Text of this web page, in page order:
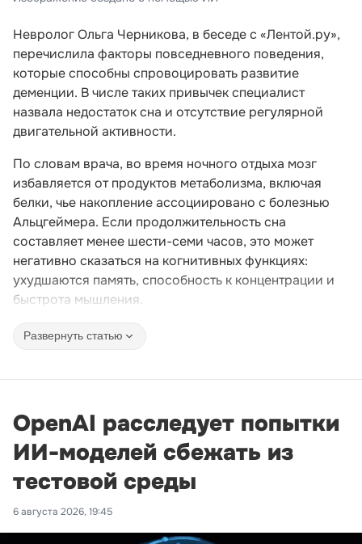
Невролог Ольга Черникова, в беседе с «Лентой.ру»,
перечислила факторы повседневного поведения,
которые способны спровоцировать развитие
деменции. В числе таких привычек специалист
назвала недостаток сна и отсутствие регулярной
двигательной активности.
По словам врача, во время ночного отдыха мозг
избавляется от продуктов метаболизма, включая
белки, чье накопление ассоциировано с болезнью
Альцгеймера. Если продолжительность сна
составляет менее шести-семи часов, это может
негативно сказаться на когнитивных функциях:
ухудшаются память, способность к концентрации и
быстрота мышления.
Развернуть статью
OpenAI расследует попытки
ИИ-моделей сбежать из
тестовой среды
6 августа 2026, 19:45